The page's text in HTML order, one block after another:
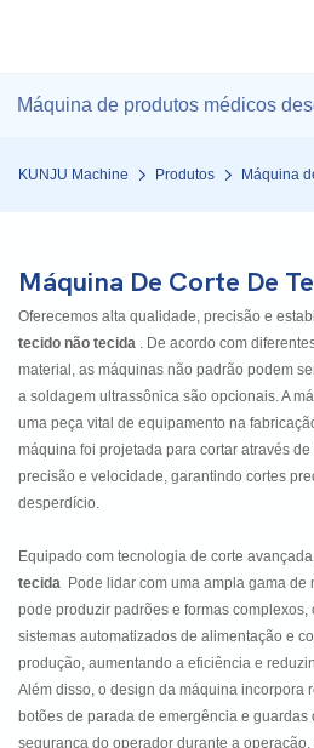
Máquina de produtos médicos
KUNJU Machine Produtos Máquina
Máquina De Corte De
Oferecemos alta qualidade, precisão e
tecido não tecida . De acordo com
material, as máquinas não padrão podem
a soldagem ultrassônica são opcionais. A
uma peça vital de equipamento na
máquina foi projetada para cortar através
precisão e velocidade, garantindo cortes
desperdício.
Equipado com tecnologia de corte
tecida Pode lidar com uma ampla gama de
pode produzir padrões e formas
sistemas automatizados de alimentação e
produção, aumentando a eficiência e
Além disso, o design da máquina incorpora
botões de parada de emergência e
segurança do operador durante a